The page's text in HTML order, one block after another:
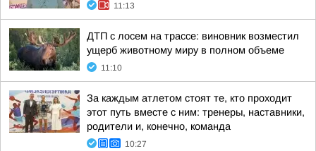
11:13
ДТП с лосем на трассе: виновник возместил
ущерб животному миру в полном объеме
11:10
За каждым атлетом стоят те, кто проходит
этот путь вместе с ним: тренеры, наставники,
родители и, конечно, команда
10:27